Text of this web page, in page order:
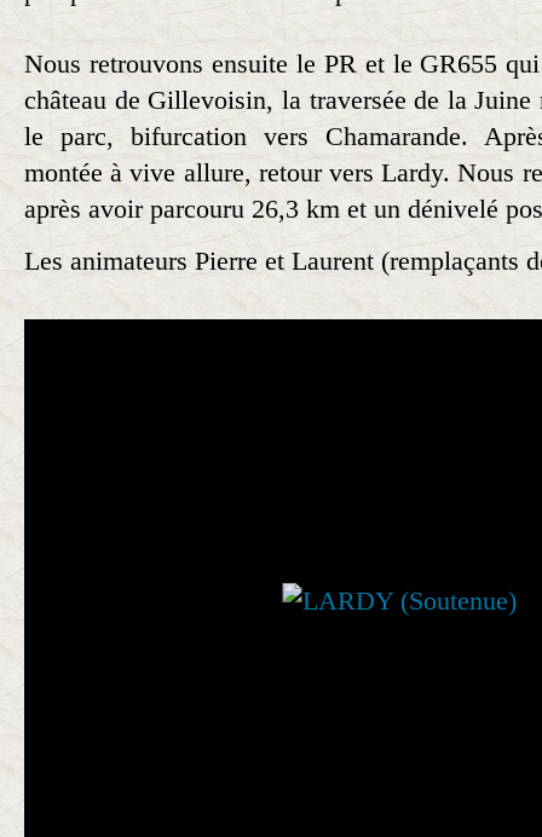
Nous retrouvons ensuite le PR et le GR655
château de Gillevoisin, la traversée de la Juine
le parc, bifurcation vers Chamarande.
montée à vive allure, retour vers Lardy. Nous
après avoir parcouru 26,3 km et un dénivelé
Les animateurs Pierre et Laurent (remplaçants